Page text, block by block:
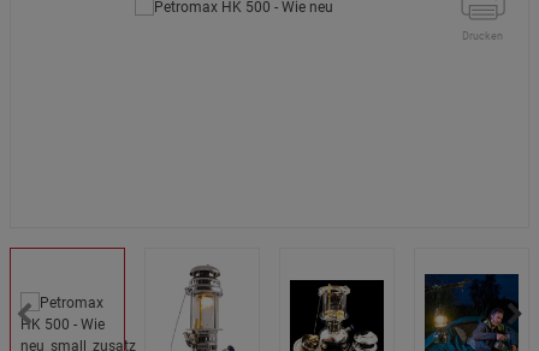
Drucken